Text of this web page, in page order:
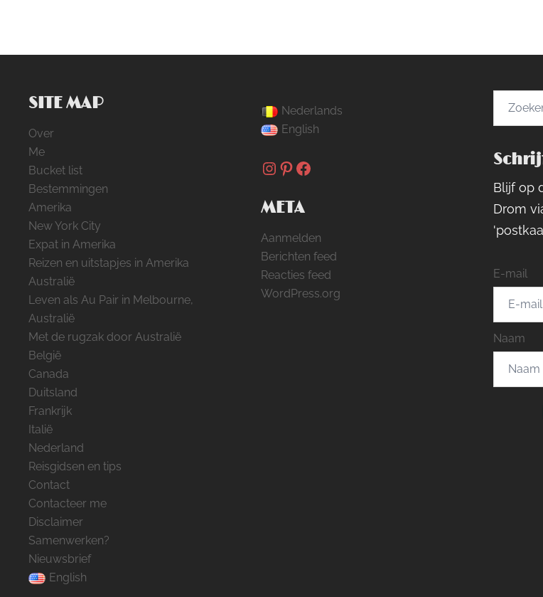
SITE MAP
Over
Me
Bucket list
Bestemmingen
Amerika
New York City
Expat in Amerika
Reizen en uitstapjes in Amerika
Australië
Leven als Au Pair in Melbourne,
Australië
Met de rugzak door Australië
België
Canada
Duitsland
Frankrijk
Italië
Nederland
Reisgidsen en tips
Contact
Contacteer me
Disclaimer
Samenwerken?
Nieuwsbrief
English
Nederlands
English
Instagram
Pinterest
Facebook
META
Aanmelden
Berichten feed
Reacties feed
WordPress.org
Blijf op
Drom
E-mail
Naam